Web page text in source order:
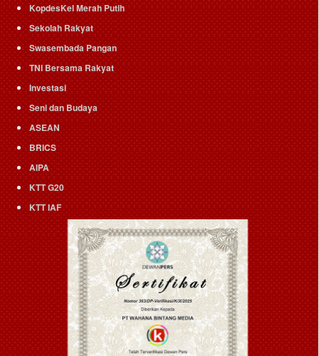
KopdesKel Merah Putih
Sekolah Rakyat
Swasembada Pangan
TNI Bersama Rakyat
Investasi
Seni dan Budaya
ASEAN
BRICS
AIPA
KTT G20
KTT IAF